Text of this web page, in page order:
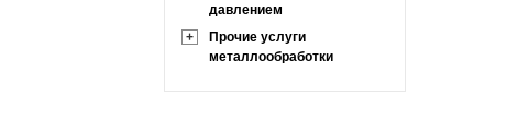
давлением
+
Прочие услуги
металлообработки